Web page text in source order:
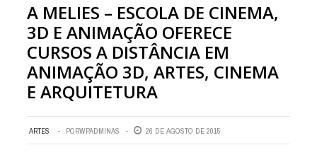
A MELIES – ESCOLA DE CINEMA,
3D E ANIMAÇÃO OFERECE
CURSOS A DISTÂNCIA EM
ANIMAÇÃO 3D, ARTES, CINEMA
E ARQUITETURA
ARTES PORWPADMINAS 26 DE AGOSTO DE 2015